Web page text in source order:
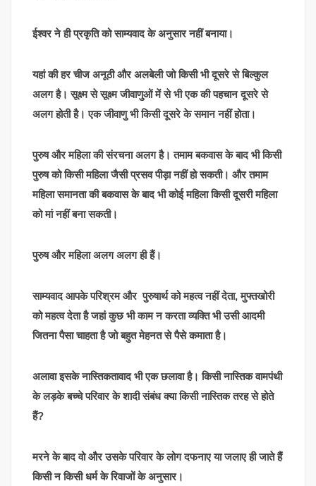
ईश्वर ने ही प्रकृति को साम्यवाद के अनुसार नहीं बनाया।
यहां की हर चीज अनूठी और अलबेली जो किसी भी दूसरे से बिल्कुल
अलग है। सूक्ष्म से सूक्ष्म जीवाणुओं में से भी एक की पहचान दूसरे से
अलग होती है। एक जीवाणु भी किसी दूसरे के समान नहीं होता।
पुरुष और महिला की संरचना अलग है। तमाम बकवास के बाद भी किसी
पुरुष को किसी महिला जैसी प्रसव पीड़ा नहीं हो सकती। और तमाम
महिला समानता की बकवास के बाद भी कोई महिला किसी दूसरी महिला
को मां नहीं बना सकती।
पुरुष और महिला अलग अलग ही हैं।
साम्यवाद आपके परिश्रम और पुरुषार्थ को महत्व नहीं देता, मुफ्तखोरी
को महत्व देता है जहां कुछ भी काम न करता व्यक्ति भी उसी आदमी
जितना पैसा चाहता है जो बहुत मेहनत से पैसे कमाता है।
अलावा इसके नास्तिकतावाद भी एक छलावा है। किसी नास्तिक वामपंथी
के लड़के बच्चे परिवार के शादी संबंध क्या किसी नास्तिक तरह से होते
हैं?
मरने के बाद वो और उसके परिवार के लोग दफनाए या जलाए ही जाते हैं
किसी न किसी धर्म के रिवाजों के अनुसार।